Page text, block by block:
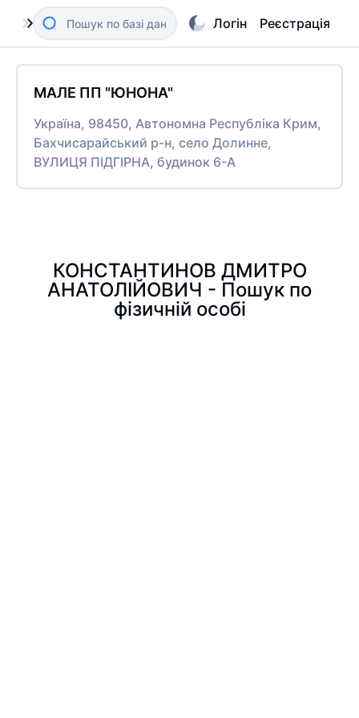
Логін Реєстрація
МАЛЕ ПП "ЮНОНА"
Україна, 98450, Автономна Республіка Крим,
Бахчисарайський р-н, село Долинне,
ВУЛИЦЯ ПІДГІРНА, будинок 6-А
КОНСТАНТИНОВ ДМИТРО
АНАТОЛІЙОВИЧ - Пошук по
фізичній особі